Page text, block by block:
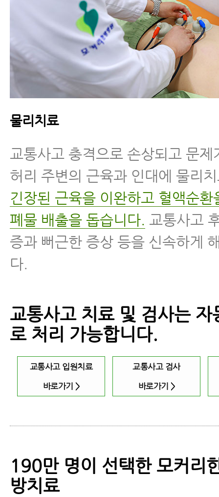
물리치료
교통사고 충격으로 손상되고 문제
허리 주변의 근육과 인대에 물리
긴장된 근육을 이완하고 혈액순환
폐물 배출을 돕습니다. 교통사고
증과 뻐근한 증상 등을 신속하게
다.
교통사고 치료 및 검사는 자
로 처리 가능합니다.
교통사고 입원치료
바로가기 >
교통사고 검사
바로가기 >
190만 명이 선택한 모커리
방치료